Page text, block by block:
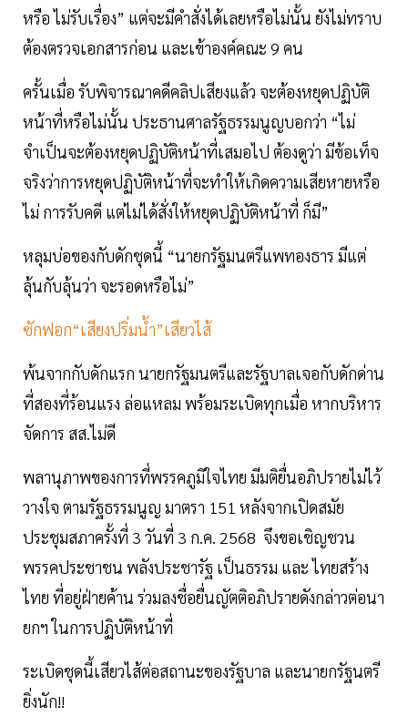
หรือ ไม่รับเรื่อง” แต่จะมีคำสั่งได้เลยหรือไม่นั้น ยังไม่ทราบ
ต้องตรวจเอกสารก่อน และเข้าองค์คณะ 9 คน
ครั้นเมื่อ รับพิจารณาคดีคลิปเสียงแล้ว จะต้องหยุดปฏิบัติ
หน้าที่หรือไม่นั้น ประธานศาลรัฐธรรมนูญบอกว่า “ไม่
จำเป็นจะต้องหยุดปฏิบัติหน้าที่เสมอไป ต้องดูว่า มีข้อเท็จ
จริงว่าการหยุดปฏิบัติหน้าที่จะทำให้เกิดความเสียหายหรือ
ไม่ การรับคดี แต่ไม่ได้สั่งให้หยุดปฏิบัติหน้าที่ ก็มี”
หลุมบ่อของกับดักชุดนี้ “นายกรัฐมนตรีแพทองธาร มีแต่
ลุ้นกับลุ้นว่า จะรอดหรือไม่”
ซักฟอก“เสียงปริ่มน้ำ”เสียวไส้
พ้นจากกับดักแรก นายกรัฐมนตรีและรัฐบาลเจอกับดักด่าน
ที่สองที่ร้อนแรง ล่อแหลม พร้อมระเบิดทุกเมื่อ หากบริหาร
จัดการ สส.ไม่ดี
พลานุภาพของการที่พรรคภูมิใจไทย มีมติยื่นอภิปรายไม่ไว้
วางใจ ตามรัฐธรรมนูญ มาตรา 151 หลังจากเปิดสมัย
ประชุมสภาครั้งที่ 3 วันที่ 3 ก.ค. 2568 จึงขอเชิญชวน
พรรคประชาชน พลังประชารัฐ เป็นธรรม และ ไทยสร้าง
ไทย ที่อยู่ฝ่ายค้าน ร่วมลงชื่อยื่นญัตติอภิปรายดังกล่าวต่อนา
ยกฯ ในการปฏิบัติหน้าที่
ระเบิดชุดนี้เสียวไส้ต่อสถานะของรัฐบาล และนายกรัฐนตรี
ยิ่งนัก!!